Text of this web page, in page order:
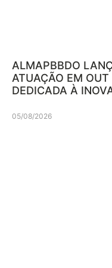
ALMAPBBDO
ATUAÇÃO EM
DEDICADA À
05/08/2026